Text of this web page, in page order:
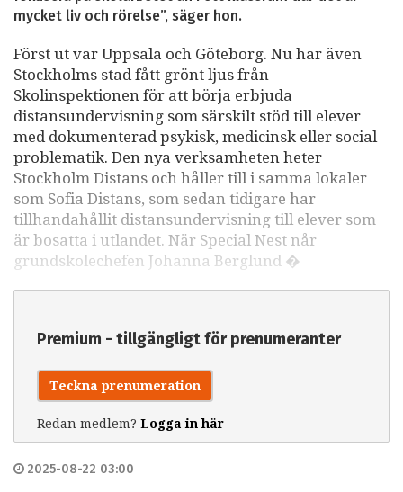
mycket liv och rörelse”, säger hon.
Först ut var Uppsala och Göteborg. Nu har även
Stockholms stad fått grönt ljus från
Skolinspektionen för att börja erbjuda
distansundervisning som särskilt stöd till elever
med dokumenterad psykisk, medicinsk eller social
problematik. Den nya verksamheten heter
Stockholm Distans och håller till i samma lokaler
som Sofia Distans, som sedan tidigare har
tillhandahållit distansundervisning till elever som
är bosatta i utlandet. När Special Nest når
grundskolechefen Johanna Berglund �
Premium - tillgängligt för prenumeranter
Teckna prenumeration
Redan medlem? Logga in här
2025-08-22 03:00